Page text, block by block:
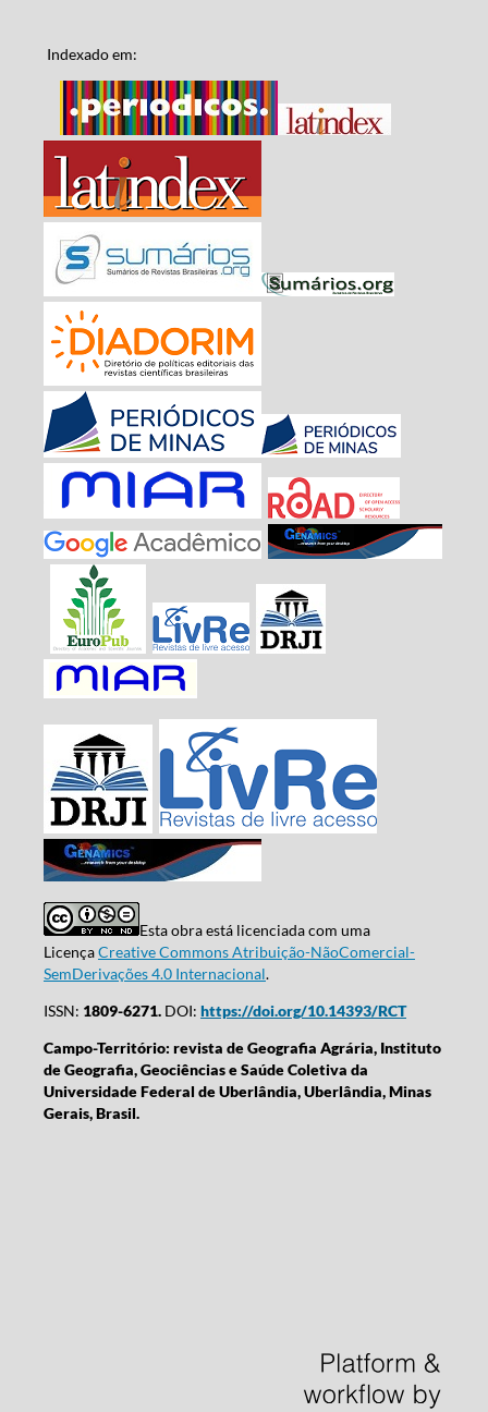
Indexado em:
Esta obra está licenciada com uma
LicençaCreative Commons Atribuição-NãoComercial-
SemDerivações 4.0 Internacional.
ISSN: 1809-6271.DOI: https://doi.org/10.14393/RCT
Campo-Território: revista de Geografia Agrária, Instituto
de Geografia, Geociências e Saúde Coletiva da
Universidade Federal de Uberlândia, Uberlândia, Minas
Gerais, Brasil.